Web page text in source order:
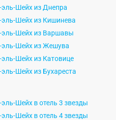
Шейх из Днепра
Шейх из Кишинева
эль-Шейх из Варшавы
Шейх из Жешува
Шейх из Катовице
Шейх из Бухареста
Шейх в отель 3 звезды
Шейх в отель 4 звезды